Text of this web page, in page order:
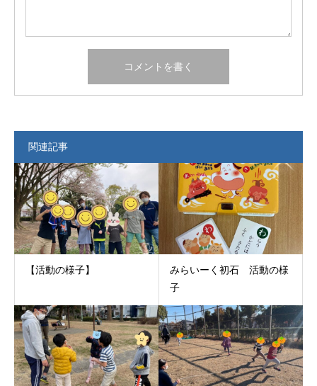
関連記事
【活動の様子】
みらいーく初石 活動の様
子